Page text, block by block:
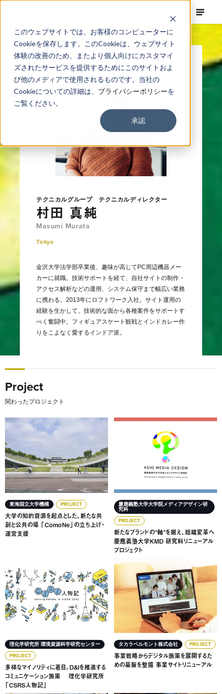
このウェブサイトでは、お客様のコンピューターに
Cookieを保存します。このCookieは、ウェブサイト
体験の改善のため、またより個人向けにカスタマイ
ズされたサービスを提供するためにこのサイトおよ
び他のメディアで使用されるものです。当社の
Cookieについての詳細は、 プライバシーポリシーを
ご覧ください。
承認
テクニカルグループ テクニカルディレクター
村田 真純
Masumi Murata
Tokyo
金沢大学法学部卒業後、趣味が高じてPC周辺機器メー
カーに就職。技術サポートを経て、自社サイトの制作・
アクセス解析などの運用、システム保守まで幅広い業務
に携わる。2013年にロフトワーク入社。サイト運用の
経験を生かして、技術的な面から各種案件をサポートす
べく奮闘中。フィギュアスケート観戦とインドカレー作
りをこよなく愛するインドア派。
Project
関わったプロジェクト
東海国立大学機構 PROJECT
大学の知的資源を起点とした、新たな共
創と公共の場 「ComoNe」の立ち上げ・
運営支援
大学の知的資源を起点とした、新たな共創と公共の場 「
慶應義塾大学大学院メディアデザイン研
究科
PROJECT
新たなブランドの“軸”を据え、組織変革へ
慶應義塾大学KMD 研究科リニューアル
プロジェクト
新たなブランドの“軸”を据え
理化学研究所 環境資源科学研究センター
PROJECT
多様なマイノリティに着目。D&Iを推進する
コミュニケーション施策 理化学研究所
「CSRS人物記」
多様なマイノリティに着目。D&Iを推進するコミュニケー
タカラベルモント株式会社 PROJECT
事業戦略からデジタル施策を展開するた
めの基盤を整備 事業サイトリニューアル
事業戦略からデジタル施策を